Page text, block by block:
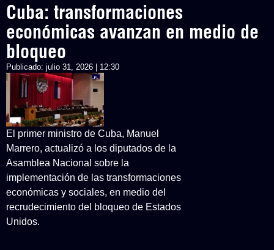
Cuba: transformaciones
económicas avanzan en medio de
bloqueo
Publicado: julio 31, 2026 | 12:30
El primer ministro de Cuba, Manuel
Marrero, actualizó a los diputados de la
Asamblea Nacional sobre la
implementación de las transformaciones
económicas y sociales, en medio del
recrudecimiento del bloqueo de Estados
Unidos.